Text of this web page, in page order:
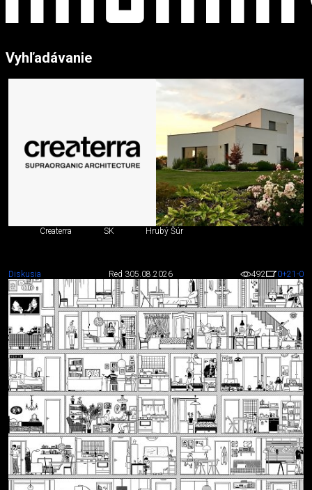
Vyhľadávanie
Createrra SK Hrubý Šúr
Diskusia Red 305.08.2026 492 0+21 -0